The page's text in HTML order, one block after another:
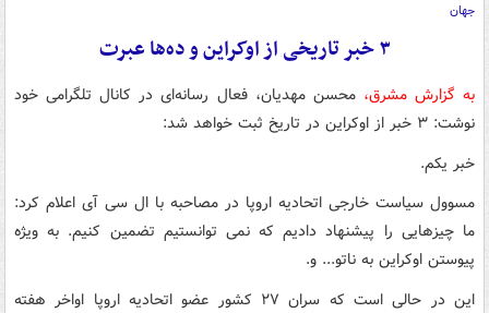
جهان
۳ خبر تاریخی از اوکراین و ده‌ها عبرت
به گزارش مشرق،محسن مهدیان، فعال رسانه‌ای در کانال تلگرامی خود
نوشت: ۳ خبر از اوکراین در تاریخ ثبت خواهد شد:
خبر یکم.
مسوول سیاست خارجی اتحادیه اروپا در مصاحبه با ال سی آی اعلام کرد:
ما چیزهایی را پیشنهاد دادیم که نمی توانستیم تضمین کنیم. به ویژه
پیوستن اوکراین به ناتو... و.
این در حالی است که سران ۲۷ کشور عضو اتحادیه اروپا اواخر هفته